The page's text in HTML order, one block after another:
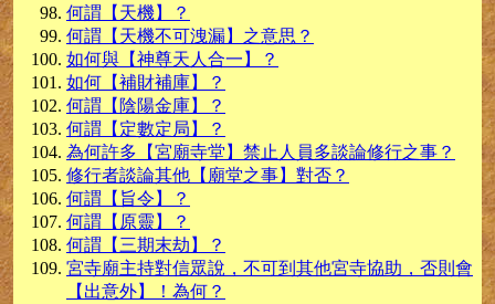
何謂【天機】？
何謂【天機不可洩漏】之意思？
如何與【神尊天人合一】？
如何【補財補庫】？
何謂【陰陽金庫】？
何謂【定數定局】？
為何許多【宮廟寺堂】禁止人員多談論修行之事？
修行者談論其他【廟堂之事】對否？
何謂【旨令】？
何謂【原靈】？
何謂【三期末劫】？
宮寺廟主持對信眾說，不可到其他宮寺協助，否則會
【出意外】！為何？